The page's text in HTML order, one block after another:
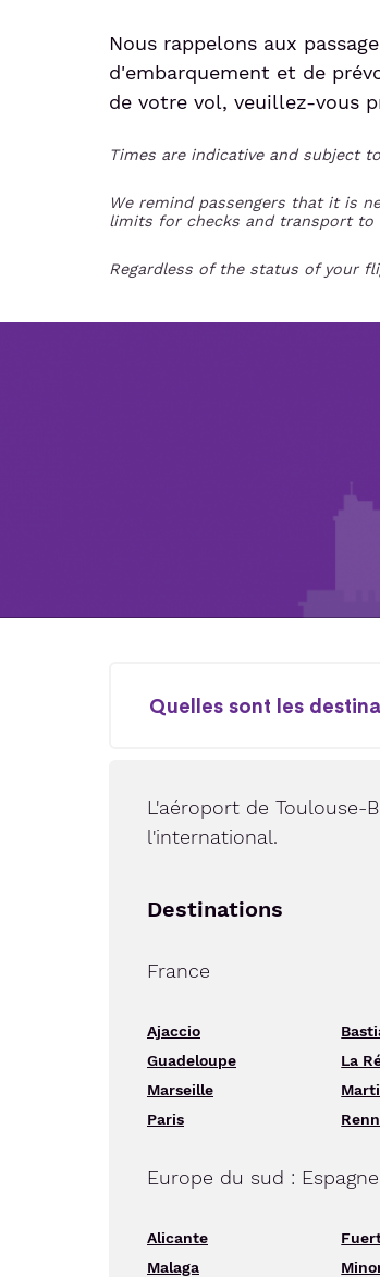
Nous rappelons aux
d'embarquement et de
de votre vol, veuillez-vous
Times are indicative and subject
We remind passengers that it is
limits for checks and transport to
Regardless of the status of your
Quelles sont les
L'aéroport de Toulouse-
l'international.
Destinations
France
Ajaccio
Guadeloupe
La
Marseille
Paris
Europe du sud :
Alicante
Malaga